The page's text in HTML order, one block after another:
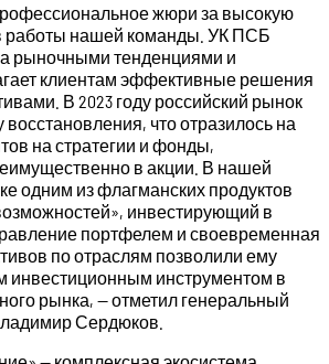
жюри за высокую
работы нашей команды. УК ПСБ
рыночными тенденциями и
клиентам эффективные решения
В 2023 году российский рынок
что отразилось на
на стратегии и фонды,
в акции. В нашей
одним из флагманских продуктов
инвестирующий в
портфелем и своевременная
по отраслям позволили ему
инвестиционным инструментом в
рынка, — отметил генеральный
Сердюков.